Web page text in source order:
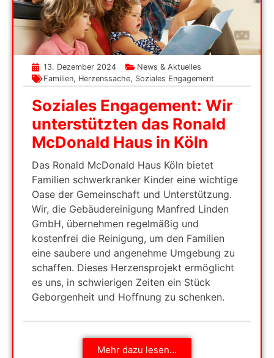
13. Dezember 2024
News & Aktuelles
Familien, Herzenssache, Soziales Engagement
Soziales Engagement: Wir
unterstützten das Ronald
McDonald Haus in Köln
Das Ronald McDonald Haus Köln bietet
Familien schwerkranker Kinder eine wichtige
Oase der Gemeinschaft und Unterstützung.
Wir, die Gebäudereinigung Manfred Linden
GmbH, übernehmen regelmäßig und
kostenfrei die Reinigung, um den Familien
eine saubere und angenehme Umgebung zu
schaffen. Dieses Herzensprojekt ermöglicht
es uns, in schwierigen Zeiten ein Stück
Geborgenheit und Hoffnung zu schenken.
Mehr dazu lesen...